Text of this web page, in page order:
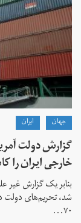
جهان ايران
خارجی ایران را
بنابر یک گزارش غیر
۷۰...